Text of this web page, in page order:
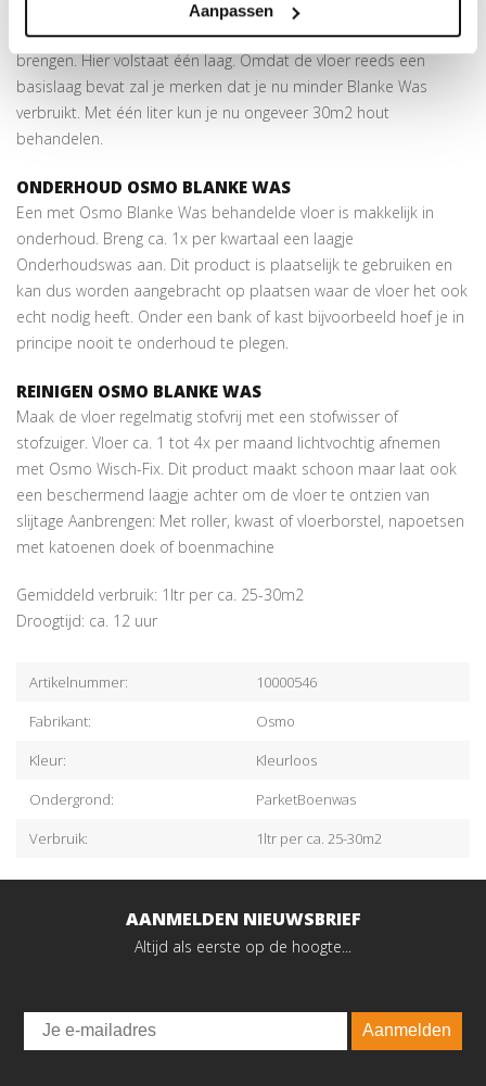
Aanpassen
Osmo adviseert de Blanke Was elke 5 jaar opnieuw aan te
brengen. Hier volstaat één laag. Omdat de vloer reeds een
basislaag bevat zal je merken dat je nu minder Blanke Was
verbruikt. Met één liter kun je nu ongeveer 30m2 hout
behandelen.
ONDERHOUD OSMO BLANKE WAS
Een met Osmo Blanke Was behandelde vloer is makkelijk in
onderhoud. Breng ca. 1x per kwartaal een laagje
Onderhoudswas aan. Dit product is plaatselijk te gebruiken en
kan dus worden aangebracht op plaatsen waar de vloer het ook
echt nodig heeft. Onder een bank of kast bijvoorbeeld hoef je in
principe nooit te onderhoud te plegen.
REINIGEN OSMO BLANKE WAS
Maak de vloer regelmatig stofvrij met een stofwisser of
stofzuiger. Vloer ca. 1 tot 4x per maand lichtvochtig afnemen
met Osmo Wisch-Fix. Dit product maakt schoon maar laat ook
een beschermend laagje achter om de vloer te ontzien van
slijtage Aanbrengen: Met roller, kwast of vloerborstel, napoetsen
met katoenen doek of boenmachine
Gemiddeld verbruik: 1ltr per ca. 25-30m2
Droogtijd: ca. 12 uur
Artikelnummer:
10000546
Fabrikant:
Osmo
Kleur:
Kleurloos
Ondergrond:
ParketBoenwas
Verbruik:
1ltr per ca. 25-30m2
AANMELDEN NIEUWSBRIEF
Altijd als eerste op de hoogte...
Email
Aanmelden